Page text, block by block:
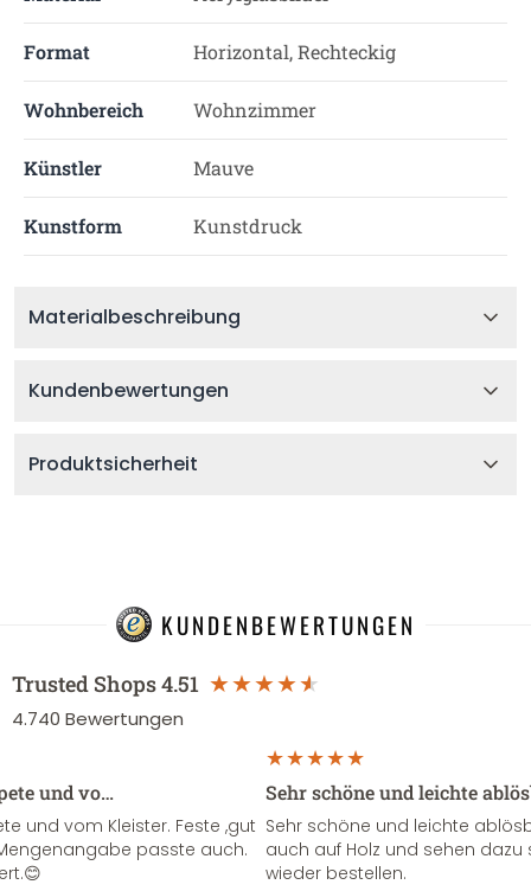
Format Horizontal, Rechteckig
Wohnbereich Wohnzimmer
Künstler Mauve
Kunstform Kunstdruck
Materialbeschreibung
Kundenbewertungen
Produktsicherheit
KUNDENBEWERTUNGEN
Trusted Shops4.51
4.740 Bewertungen
und vo…
und vom Kleister. Feste ,gut
passte auch.
Sehr schöne und leichte
Sehr schöne und leichte
auch auf Holz und sehen
wieder bestellen.